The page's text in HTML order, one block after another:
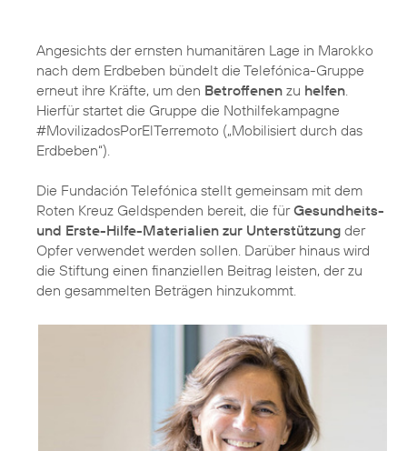
Angesichts der ernsten humanitären Lage in Marokko
nach dem Erdbeben bündelt die Telefónica-Gruppe
erneut ihre Kräfte, um den Betroffenen zu helfen
Hierfür startet die Gruppe die Nothilfekampagne
#MovilizadosPorElTerremoto („Mobilisiert durch das
Erdbeben“).
Die Fundación Telefónica stellt gemeinsam mit dem
Roten Kreuz Geldspenden bereit, die fürGesundheits-
und Erste-Hilfe-Materialien zur Unterstützung der
Opfer verwendet werden sollen. Darüber hinaus wird
die Stiftung einen finanziellen Beitrag leisten, der zu
den gesammelten Beträgen hinzukommt.